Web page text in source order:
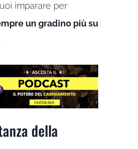
imparare per
un gradino più su
della